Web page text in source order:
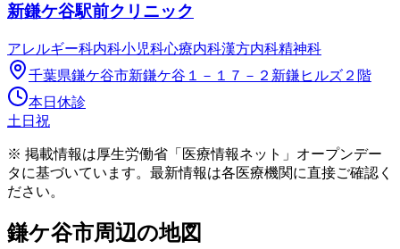
新鎌ケ谷駅前クリニック
アレルギー科内科小児科心療内科漢方内科精神科
千葉県鎌ケ谷市新鎌ケ谷１－１７－２新鎌ヒルズ２階
本日休診
土日祝
※ 掲載情報は厚生労働省「医療情報ネット」オープンデー
タに基づいています。最新情報は各医療機関に直接ご確認く
ださい。
鎌ケ谷市周辺の地図